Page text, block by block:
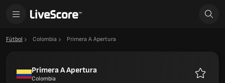
Fútbol Colombia Primera A Apertura
Primera A Apertura
Colombia